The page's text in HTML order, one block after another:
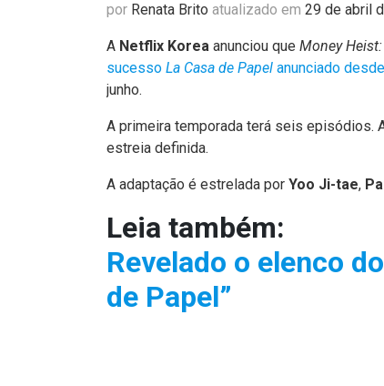
por Renata Brito atualizado em 29 de abril
A Netflix Korea anunciou que Money
sucesso La Casa de Papel anunciado
junho.
A primeira temporada terá seis episódios.
estreia definida.
A adaptação é estrelada por Yoo Ji-tae,
Leia também:
Revelado o elenco
de Papel”